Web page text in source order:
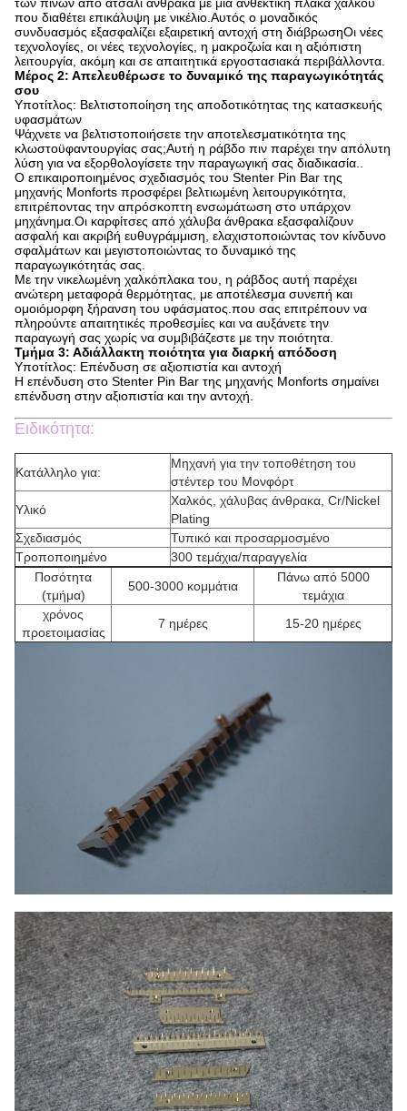
που διαθέτει επικάλυψη με νικέλιο.Αυτός ο μοναδικός
συνδυασμός εξασφαλίζει εξαιρετική αντοχή στη διάβρωσηΟι νέες
τεχνολογίες, οι νέες τεχνολογίες, η μακροζωία και η αξιόπιστη
λειτουργία, ακόμη και σε απαιτητικά εργοστασιακά περιβάλλοντα.
Μέρος 2: Απελευθέρωσε το δυναμικό της παραγωγικότητάς
σου
Υποτίτλος: Βελτιστοποίηση της αποδοτικότητας της κατασκευής
υφασμάτων
Ψάχνετε να βελτιστοποιήσετε την αποτελεσματικότητα της
κλωστοϋφαντουργίας σας;Αυτή η ράβδο πιν παρέχει την απόλυτη
λύση για να εξορθολογίσετε την παραγωγική σας διαδικασία..
Ο επικαιροποιημένος σχεδιασμός του Stenter Pin Bar της
μηχανής Monforts προσφέρει βελτιωμένη λειτουργικότητα,
επιτρέποντας την απρόσκοπτη ενσωμάτωση στο υπάρχον
μηχάνημα.Οι καρφίτσες από χάλυβα άνθρακα εξασφαλίζουν
ασφαλή και ακριβή ευθυγράμμιση, ελαχιστοποιώντας τον κίνδυνο
σφαλμάτων και μεγιστοποιώντας το δυναμικό της
παραγωγικότητάς σας.
Με την νικελωμένη χαλκόπλακα του, η ράβδος αυτή παρέχει
ανώτερη μεταφορά θερμότητας, με αποτέλεσμα συνεπή και
ομοιόμορφη ξήρανση του υφάσματος.που σας επιτρέπουν να
πληρούντε απαιτητικές προθεσμίες και να αυξάνετε την
παραγωγή σας χωρίς να συμβιβάζεστε με την ποιότητα.
Τμήμα 3: Αδιάλλακτη ποιότητα για διαρκή απόδοση
Υποτίτλος: Επένδυση σε αξιοπιστία και αντοχή
Η επένδυση στο Stenter Pin Bar της μηχανής Monforts σημαίνει
επένδυση στην αξιοπιστία και την αντοχή.
Ειδικότητα:
Κατάλληλο για:
Μηχανή για την τοποθέτηση του
στέντερ του Μονφόρτ
Υλικό
Χαλκός, χάλυβας άνθρακα, Cr/Nickel
Plating
Σχεδιασμός
Τυπικό και προσαρμοσμένο
Τροποποιημένο
300 τεμάχια/παραγγελία
Ποσότητα
(τμήμα)
500-3000 κομμάτια
Πάνω από 5000
τεμάχια
χρόνος
προετοιμασίας
7 ημέρες 15-20 ημέρες